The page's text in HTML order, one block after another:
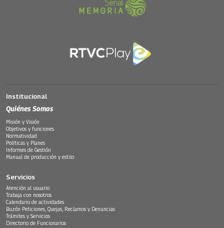
Institucional
Quiénes Somos
Misión y Visión
Objetivos y funciones
Normatividad
Políticas y Planes
Informes de Gestión
Manual de producción y estilo
Servicios
Atención al usuario
Trabaja con nosotros
Calendario de actividades
Buzón Peticiones, Quejas, Reclamos y Denuncias
Trámites y Servicios
Directorio de Funcionarios